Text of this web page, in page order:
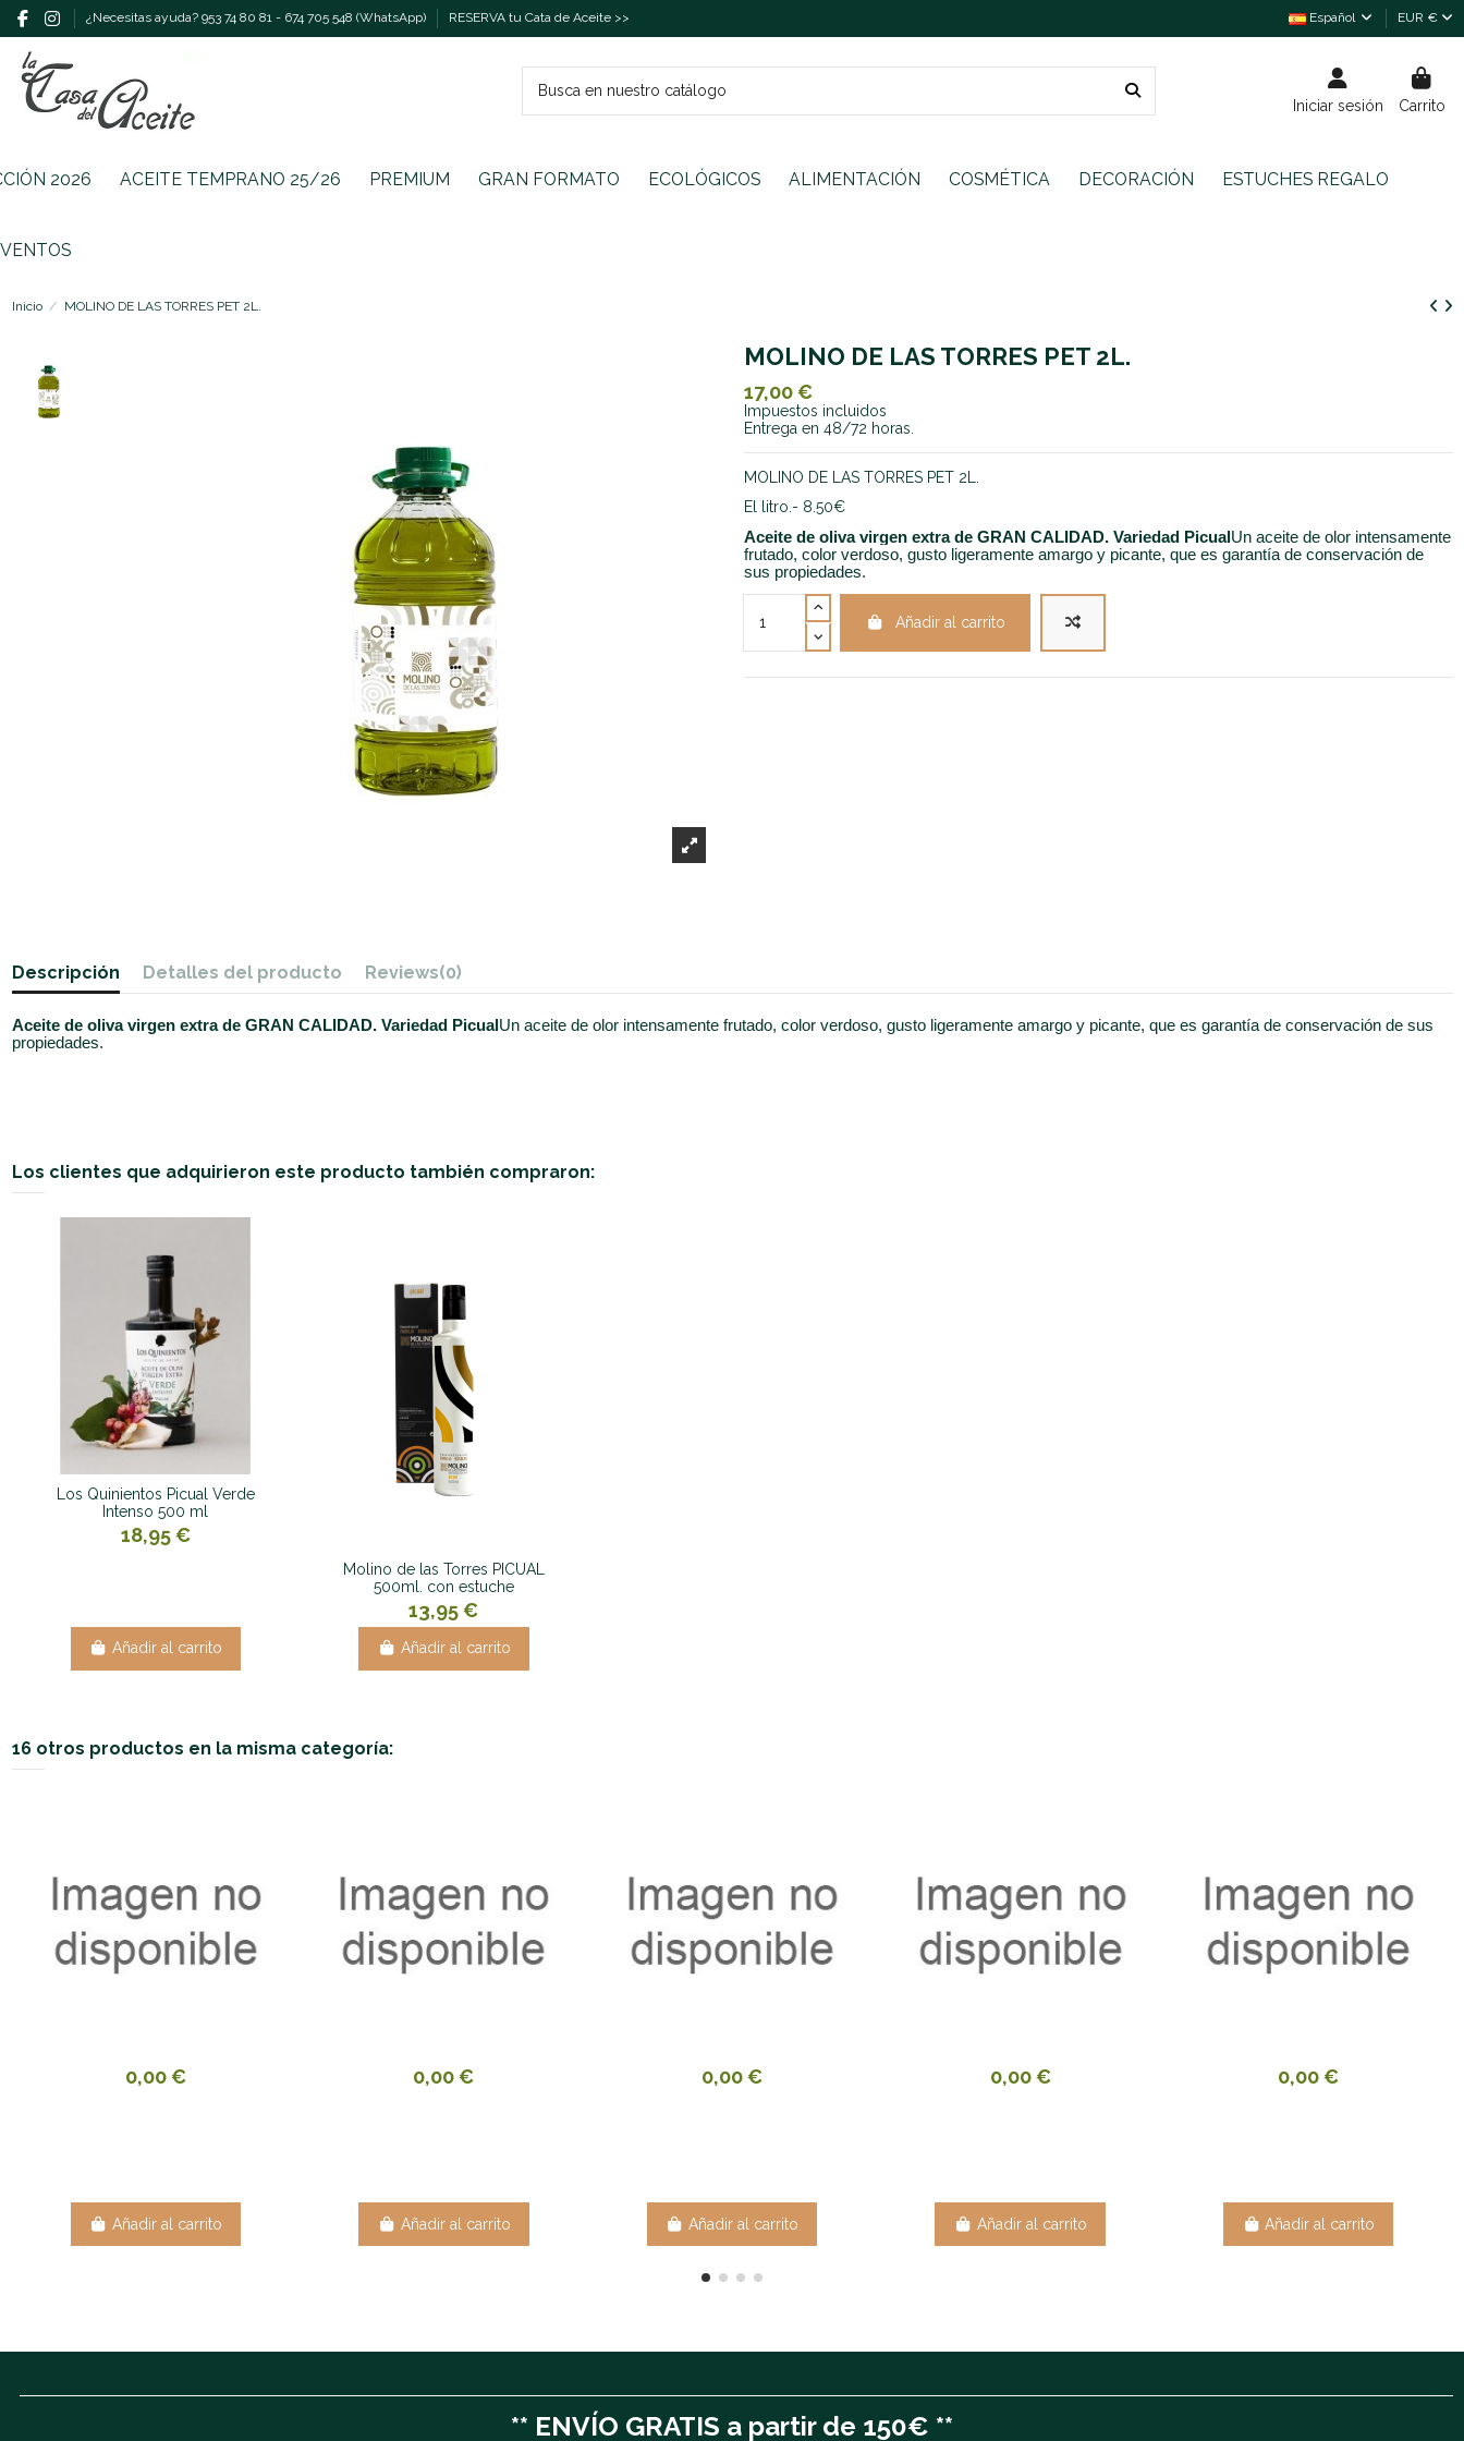
¿Necesitas ayuda? 953 74 80 81 - 674 705 548 (WhatsApp) RESERVA tu Cata de Aceite >> Español EUR €
Iniciar sesión Carrito
2026 ACEITE TEMPRANO 25/26 PREMIUM GRAN FORMATO ECOLÓGICOS ALIMENTACIÓN COSMÉTICA DECORACIÓN ESTUCHES REGALO
Inicio MOLINO DE LAS TORRES PET 2L.
MOLINO DE LAS TORRES PET 2L.
17,00 €
Impuestos incluidos
Entrega en 48/72 horas.
MOLINO DE LAS TORRES PET 2L.
El litro.- 8.50€
Aceite de oliva virgen extra de GRAN CALIDAD. Variedad PicualUn aceite de olor intensamente
frutado, color verdoso, gusto ligeramente amargo y picante, que es garantía de conservación de
sus propiedades.
Añadir al carrito
Descripción Detalles del producto Reviews(0)
Aceite de oliva virgen extra de GRAN CALIDAD. Variedad PicualUn aceite de olor intensamente frutado, color verdoso, gusto ligeramente amargo y picante, que es garantía de conservación de sus
propiedades.
Los clientes que adquirieron este producto también compraron:
Los Quinientos Picual Verde
Intenso 500 ml
18,95 €
Añadir al carrito
Molino de las Torres PICUAL
500ml. con estuche
13,95 €
Añadir al carrito
16 otros productos en la misma categoría:
0,00 €
Añadir al carrito
0,00 €
Añadir al carrito
0,00 €
Añadir al carrito
0,00 €
Añadir al carrito
0,00 €
Añadir al carrito
** ENVÍO GRATIS a partir de 150€ **